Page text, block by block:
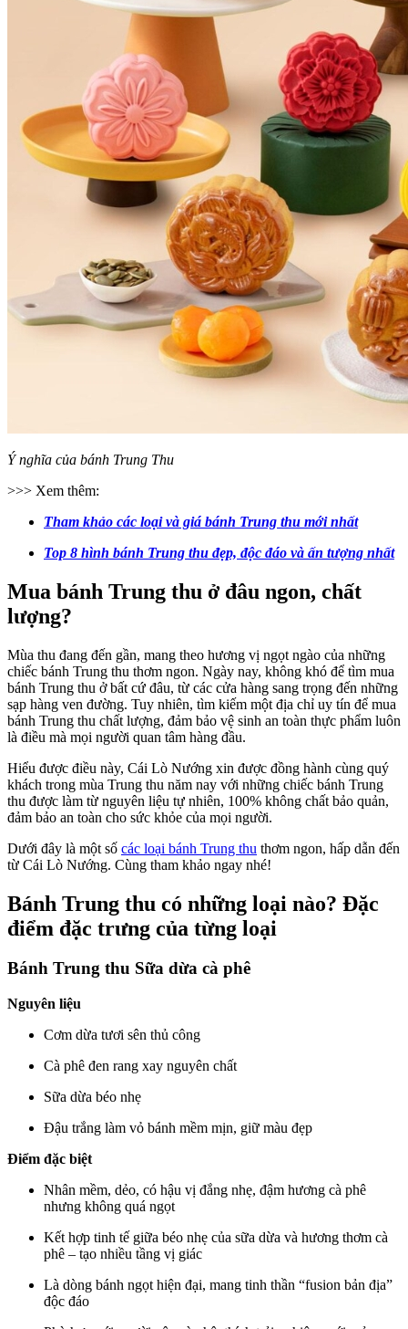
Ý nghĩa của bánh Trung Thu
>>> Xem thêm:
Tham khảo các loại và giá bánh Trung thu mới nhất
Top 8 hình bánh Trung thu đẹp, độc đáo và ấn tượng nhất
Mua bánh Trung thu ở đâu ngon, chất
lượng?
Mùa thu đang đến gần, mang theo hương vị ngọt ngào của những
chiếc bánh Trung thu thơm ngon. Ngày nay, không khó để tìm mua
bánh Trung thu ở bất cứ đâu, từ các cửa hàng sang trọng đến những
sạp hàng ven đường. Tuy nhiên, tìm kiếm một địa chỉ uy tín để mua
bánh Trung thu chất lượng, đảm bảo vệ sinh an toàn thực phẩm luôn
là điều mà mọi người quan tâm hàng đầu.
Hiểu được điều này, Cái Lò Nướng xin được đồng hành cùng quý
khách trong mùa Trung thu năm nay với những chiếc bánh Trung
thu được làm từ nguyên liệu tự nhiên, 100% không chất bảo quản,
đảm bảo an toàn cho sức khỏe của mọi người.
Dưới đây là một số các loại bánh Trung thu thơm ngon, hấp dẫn đến
từ Cái Lò Nướng. Cùng tham khảo ngay nhé!
Bánh Trung thu có những loại nào? Đặc
điểm đặc trưng của từng loại
Bánh Trung thu Sữa dừa cà phê
Nguyên liệu
Cơm dừa tươi sên thủ công
Cà phê đen rang xay nguyên chất
Sữa dừa béo nhẹ
Đậu trắng làm vỏ bánh mềm mịn, giữ màu đẹp
Điểm đặc biệt
Nhân mềm, dẻo, có hậu vị đắng nhẹ, đậm hương cà phê
nhưng không quá ngọt
Kết hợp tinh tế giữa béo nhẹ của sữa dừa và hương thơm cà
phê – tạo nhiều tầng vị giác
Là dòng bánh ngọt hiện đại, mang tinh thần “fusion bản địa”
độc đáo